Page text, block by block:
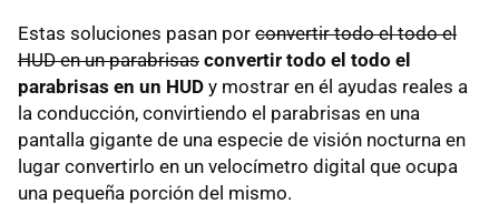
Estas soluciones pasan por convertir todo el todo el
HUDen un parabrisas convertir todo el todo el
parabrisas en un HUD y mostrar en él ayudas reales a
la conducción, convirtiendo el parabrisas en una
pantalla gigante de una especie de visión nocturna en
lugar convertirlo en un velocímetro digital que ocupa
una pequeña porción del mismo.